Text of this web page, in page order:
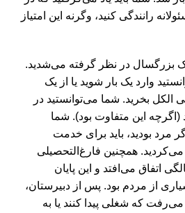
رانندگی کنید، وگرنه این امتیاز
بزرگسال در نظر گرفته می‌شدید.
وارد یک ‌بار شوید یا از یک
بخرید. شما می‌توانستید در
(اگرچه این متفاوت بود). شما
مرد بودید، باید برای خدمت
همچنین فارغ‌التحصیلی
در حدود 18 سالگی اتفاق می‌افتد و این پایان
از مردم بود. پس از دبیرستان،
می‌رفت که شغلی پیدا کنند یا به